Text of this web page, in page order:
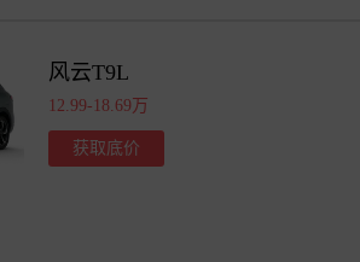
风云T9L
12.99-18.69万
获取底价